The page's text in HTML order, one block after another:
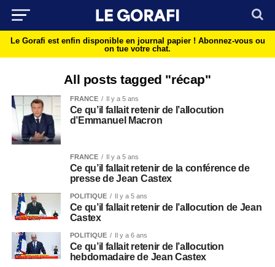
Le Gorafi est enfin disponible en journal papier ! Abonnez-vous ou
on tue votre chat.
All posts tagged "récap"
FRANCE Il y a 5 ans
Ce qu’il fallait retenir de l’allocution
d’Emmanuel Macron
FRANCE Il y a 5 ans
Ce qu’il fallait retenir de la conférence de
presse de Jean Castex
POLITIQUE Il y a 5 ans
Ce qu’il fallait retenir de l’allocution de Jean
Castex
POLITIQUE Il y a 6 ans
Ce qu’il fallait retenir de l’allocution
hebdomadaire de Jean Castex